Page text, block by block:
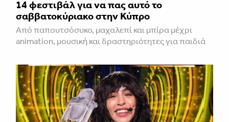
14 φεστιβάλ για να πας αυτό το
σαββατοκύριακο στην Κύπρο
Από παπουτσόσυκο, μαχαλεπί και μπίρα μέχρι
animation, μουσική και δραστηριότητες για παιδιά